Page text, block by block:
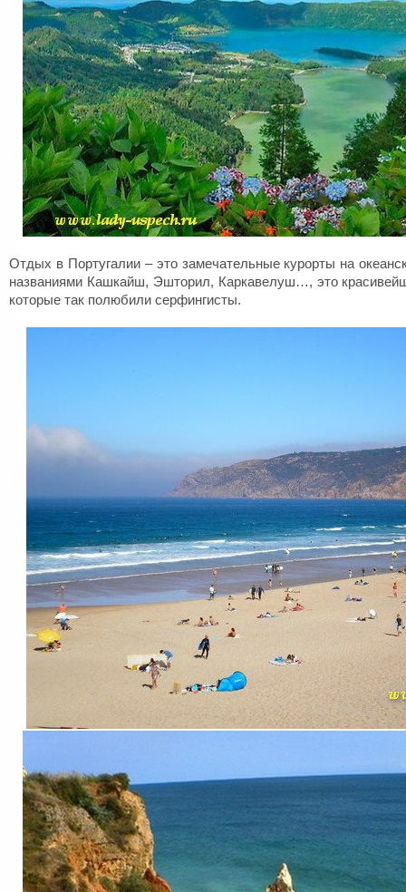
Отдых в Португалии – это замечательные курорты на
названиями Кашкайш, Эшторил, Каркавелуш…, это
которые так полюбили серфингисты.